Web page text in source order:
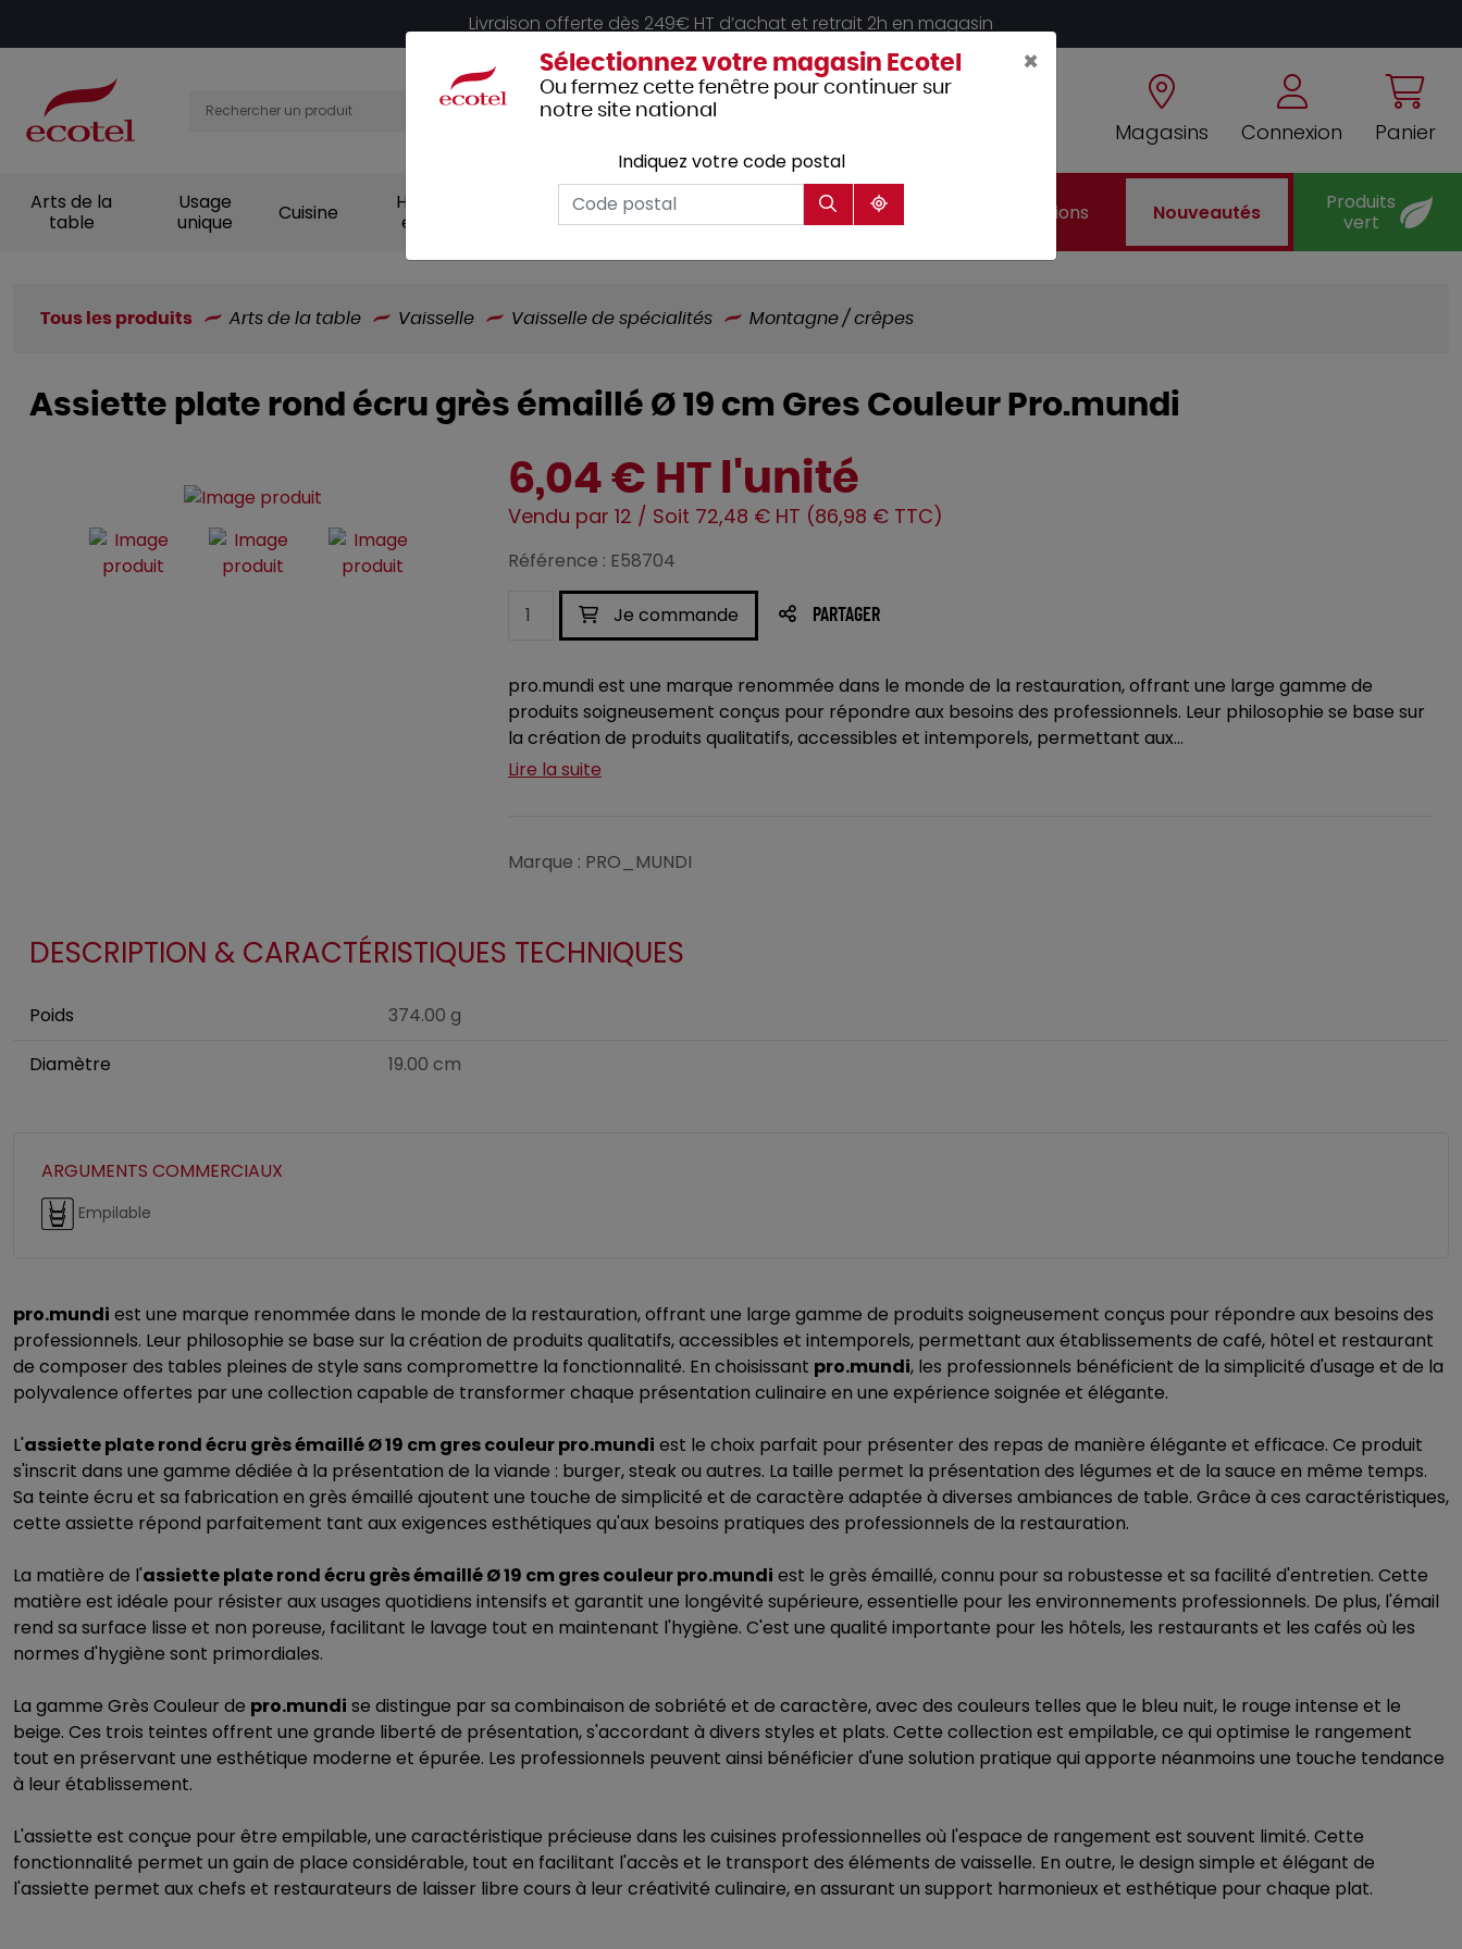
Livraison offerte dès 249€ HT d’achat et retrait 2h en magasin
Magasins Connexion Panier
Arts de la
table
Usage
unique
Cuisine
Hygiène et
entretien
Vêtements
professionnels
Hôtellerie Mobilier Promotions Nouveautés
Produits
vert
Tous les produits Arts de la table Vaisselle Vaisselle de spécialités Montagne / crêpes
Assiette plate rond écru grès émaillé Ø 19 cm Gres Couleur Pro.mundi
6,04 € HT l'unité
Vendu par 12 / Soit 72,48 € HT (86,98 € TTC)
Référence : E58704
Je commande PARTAGER
pro.mundi est une marque renommée dans le monde de la restauration, offrant une large gamme de
produits soigneusement conçus pour répondre aux besoins des professionnels. Leur philosophie se base sur
la création de produits qualitatifs, accessibles et intemporels, permettant aux...
Lire la suite
Marque : PRO_MUNDI
DESCRIPTION & CARACTÉRISTIQUES TECHNIQUES
Poids
374.00 g
Diamètre
19.00 cm
ARGUMENTS COMMERCIAUX
Empilable
pro.mundi est une marque renommée dans le monde de la restauration, offrant une large gamme de produits soigneusement conçus pour répondre aux besoins des
professionnels. Leur philosophie se base sur la création de produits qualitatifs, accessibles et intemporels, permettant aux établissements de café, hôtel et restaurant
de composer des tables pleines de style sans compromettre la fonctionnalité. En choisissant pro.mundi, les professionnels bénéficient de la simplicité d'usage et de la
polyvalence offertes par une collection capable de transformer chaque présentation culinaire en une expérience soignée et élégante.
L'assiette plate rond écru grès émaillé Ø 19 cm gres couleur pro.mundi est le choix parfait pour présenter des repas de manière élégante et efficace. Ce produit
s'inscrit dans une gamme dédiée à la présentation de la viande : burger, steak ou autres. La taille permet la présentation des légumes et de la sauce en même temps.
Sa teinte écru et sa fabrication en grès émaillé ajoutent une touche de simplicité et de caractère adaptée à diverses ambiances de table. Grâce à ces caractéristiques,
cette assiette répond parfaitement tant aux exigences esthétiques qu'aux besoins pratiques des professionnels de la restauration.
La matière de l'assiette plate rond écru grès émaillé Ø 19 cm gres couleur pro.mundi est le grès émaillé, connu pour sa robustesse et sa facilité d'entretien. Cette
matière est idéale pour résister aux usages quotidiens intensifs et garantit une longévité supérieure, essentielle pour les environnements professionnels. De plus, l'émail
rend sa surface lisse et non poreuse, facilitant le lavage tout en maintenant l'hygiène. C'est une qualité importante pour les hôtels, les restaurants et les cafés où les
normes d'hygiène sont primordiales.
La gamme Grès Couleur de pro.mundi se distingue par sa combinaison de sobriété et de caractère, avec des couleurs telles que le bleu nuit, le rouge intense et le
beige. Ces trois teintes offrent une grande liberté de présentation, s'accordant à divers styles et plats. Cette collection est empilable, ce qui optimise le rangement
tout en préservant une esthétique moderne et épurée. Les professionnels peuvent ainsi bénéficier d'une solution pratique qui apporte néanmoins une touche tendance
à leur établissement.
L'assiette est conçue pour être empilable, une caractéristique précieuse dans les cuisines professionnelles où l'espace de rangement est souvent limité. Cette
fonctionnalité permet un gain de place considérable, tout en facilitant l'accès et le transport des éléments de vaisselle. En outre, le design simple et élégant de
l'assiette permet aux chefs et restaurateurs de laisser libre cours à leur créativité culinaire, en assurant un support harmonieux et esthétique pour chaque plat.
×
Sélectionnez votre magasin Ecotel
Ou fermez cette fenêtre pour continuer sur
notre site national
Indiquez votre code postal